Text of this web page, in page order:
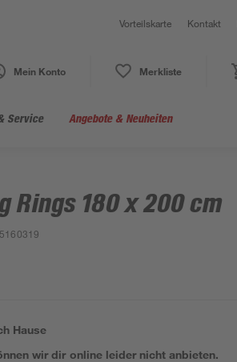
Vorteilskarte Kontakt
Mein Konto Merkliste
Service Angebote & Neuheiten
Rings 180 x 200 cm
5160319
Hause
wir dir online leider nicht anbieten.